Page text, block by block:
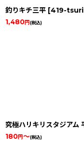
釣りキチ三平 [419-
1,480円(税込)
究極ハリキリスタジアム
180円～(税込)